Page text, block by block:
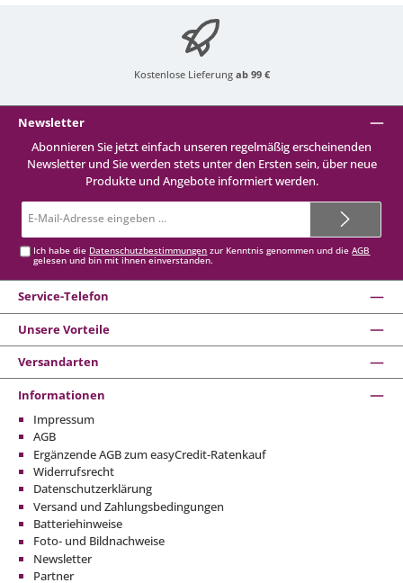
Kostenlose Lieferung ab 99 €
Newsletter
Abonnieren Sie jetzt einfach unseren regelmäßig erscheinenden
Newsletter und Sie werden stets unter den Ersten sein, über neue
Produkte und Angebote informiert werden.
Mail-
Ich habe die Datenschutzbestimmungen zur Kenntnis genommen und dieAGB
gelesen und bin mit ihnen einverstanden.
Service-Telefon
Unsere Vorteile
Versandarten
Informationen
Impressum
AGB
Ergänzende AGB zum easyCredit-Ratenkauf
Widerrufsrecht
Datenschutzerklärung
Versand und Zahlungsbedingungen
Batteriehinweise
Foto- und Bildnachweise
Newsletter
Partner